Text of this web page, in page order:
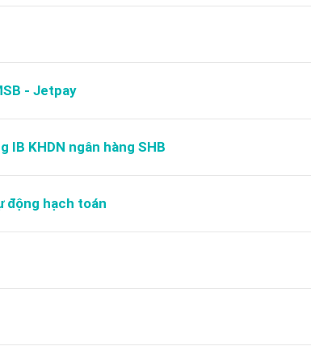
- Jetpay
KHDN ngân hàng SHB
động hạch toán